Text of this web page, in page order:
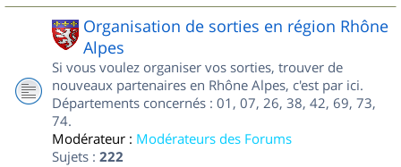
Organisation de sorties en région Rhône
Alpes
Si vous voulez organiser vos sorties, trouver de
nouveaux partenaires en Rhône Alpes, c'est par ici.
Départements concernés : 01, 07, 26, 38, 42, 69, 73,
74.
Modérateur : Modérateurs des Forums
Sujets : 222